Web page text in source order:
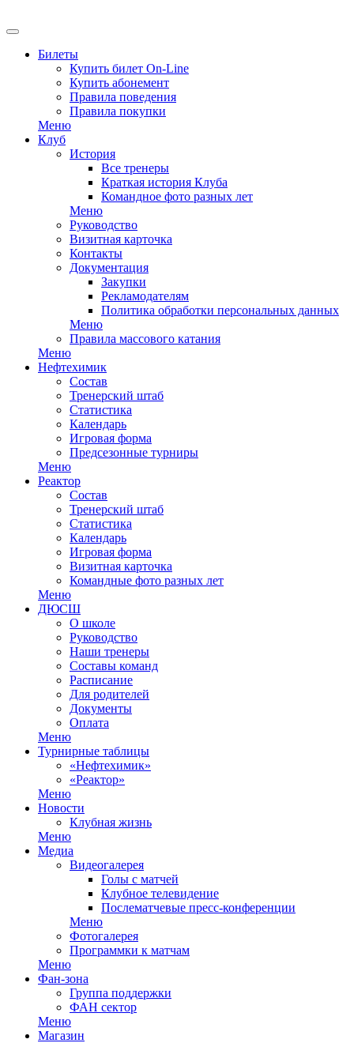
Билеты
Купить билет On-Line
Купить абонемент
Правила поведения
Правила покупки
Меню
Клуб
История
Все тренеры
Краткая история Клуба
Командное фото разных лет
Меню
Руководство
Визитная карточка
Контакты
Документация
Закупки
Рекламодателям
Политика обработки персональных данных
Меню
Правила массового катания
Меню
Нефтехимик
Состав
Тренерский штаб
Статистика
Календарь
Игровая форма
Предсезонные турниры
Меню
Реактор
Состав
Тренерский штаб
Статистика
Календарь
Игровая форма
Визитная карточка
Командные фото разных лет
Меню
ДЮСШ
О школе
Руководство
Наши тренеры
Составы команд
Расписание
Для родителей
Документы
Оплата
Меню
Турнирные таблицы
«Нефтехимик»
«Реактор»
Меню
Новости
Клубная жизнь
Меню
Медиа
Видеогалерея
Голы с матчей
Клубное телевидение
Послематчевые пресс-конференции
Меню
Фотогалерея
Программки к матчам
Меню
Фан-зона
Группа поддержки
ФАН сектор
Меню
Магазин